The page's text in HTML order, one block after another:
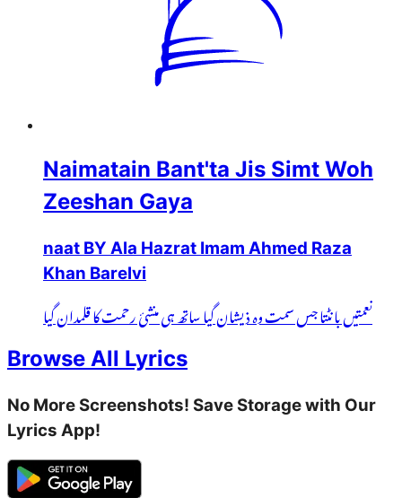
Naimatain Bant'ta Jis Simt Woh
Zeeshan Gaya
naat BY Ala Hazrat Imam Ahmed Raza
Khan Barelvi
نعمتیں بانٹتا جس سمت وہ ذیشان گیا ساتھ ہی منشئ رحمت کا قلمدان گیا
Browse All Lyrics
No More Screenshots! Save Storage with Our
Lyrics App!